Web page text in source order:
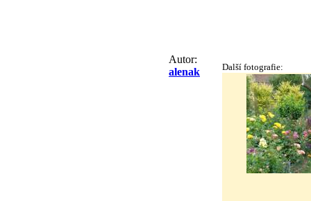
Autor:
alenak
Další fotografie: